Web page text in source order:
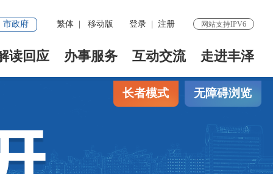
市政府 繁体 移动版 登录 注册 网站支持IPV6
读回应 办事服务 互动交流 走进丰泽
长者模式 无障碍浏览